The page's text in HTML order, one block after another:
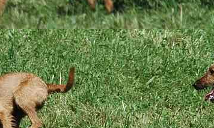
lieben sie alle aus vollem Herzen. Aber auch bei
terriergerechte Zukunft bieten werden. Lebt wohl,
Der Abschied
23.07.20169 Wochen alt und bereit für die Welt!
geht mit allem Unbekannten vorsichtig, aber
Terrier!
Manche laufen inzwischen auch schon ganz
Sie sollen ja die Lust behalten, und diese
tun haben, wenn sie die Zwerge in den nächsten